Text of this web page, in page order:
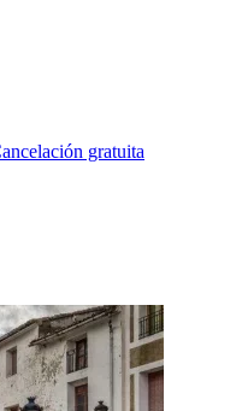
gratuita